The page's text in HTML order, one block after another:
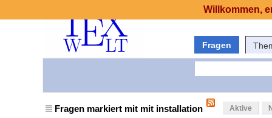
Fragen
Fragen markiert mit mit installation Aktive
Willkommen,